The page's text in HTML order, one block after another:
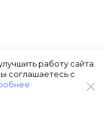
работу сайта.
соглашаетесь с